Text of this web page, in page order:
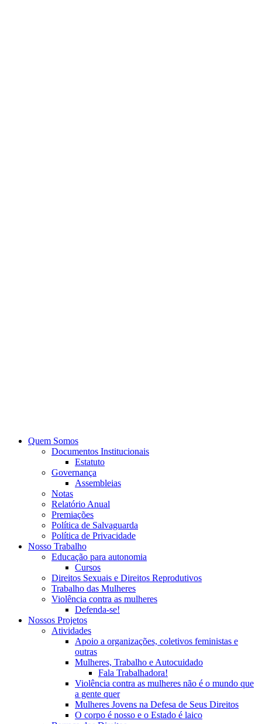
Quem Somos
Documentos Institucionais
Estatuto
Governança
Assembleias
Notas
Relatório Anual
Premiações
Política de Salvaguarda
Política de Privacidade
Nosso Trabalho
Educação para autonomia
Cursos
Direitos Sexuais e Direitos Reprodutivos
Trabalho das Mulheres
Violência contra as mulheres
Defenda-se!
Nossos Projetos
Atividades
Apoio a organizações, coletivos feministas e
outras
Mulheres, Trabalho e Autocuidado
Fala Trabalhadora!
Violência contra as mulheres não é o mundo que
a gente quer
Mulheres Jovens na Defesa de Seus Direitos
O corpo é nosso e o Estado é laico